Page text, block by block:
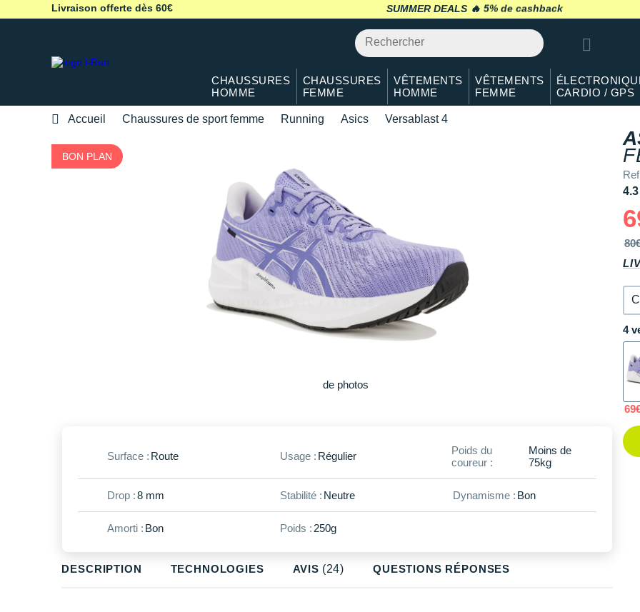
Livraison offerte dès 60€ SUMMER DEALS 🔥 retour 30 jours*
CHAUSSURES
HOMME
CHAUSSURES
FEMME
VÊTEMENTS
HOMME
VÊTEMENTS
FEMME
CARDIO / GPS
Accueil Chaussures de sport femme Running Asics Versablast 4
4.3
4
DESCRIPTION TECHNOLOGIES AVIS (24) QUESTIONS RÉPONSES
Surface : Route Usage : Régulier
Poids du
coureur :
Moins de
75kg
Drop :8 mm Stabilité : Neutre Dynamisme : Bon
Amorti : Bon Poids : 250g
BON PLAN
Plus
de photos
36 En rupture
37.5
En rupture
41.5